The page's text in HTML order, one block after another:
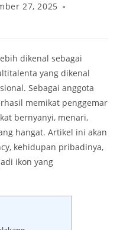
27, 2025
dikenal sebagai
yang dikenal
Sebagai anggota
memikat penggemar
bernyanyi, menari,
hangat. Artikel ini akan
kehidupan pribadinya,
ikon yang